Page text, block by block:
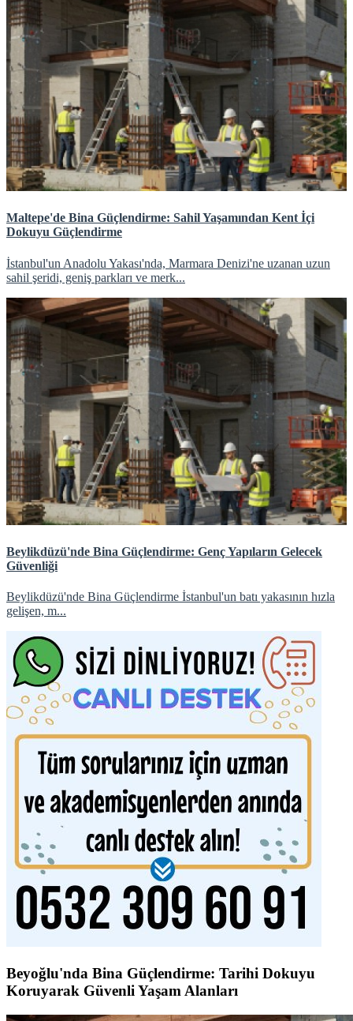
Maltepe'de Bina Güçlendirme: Sahil Yaşamından Kent İçi
Dokuyu Güçlendirme
İstanbul'un Anadolu Yakası'nda, Marmara Denizi'ne uzanan uzun
sahil şeridi, geniş parkları ve merk...
Beylikdüzü'nde Bina Güçlendirme: Genç Yapıların Gelecek
Güvenliği
Beylikdüzü'nde Bina Güçlendirme İstanbul'un batı yakasının hızla
gelişen, m...
Beyoğlu'nda Bina Güçlendirme: Tarihi Dokuyu
Koruyarak Güvenli Yaşam Alanları